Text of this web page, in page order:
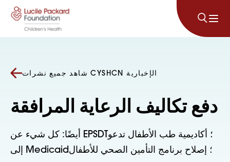
انتقل إلى المحتوى
شاهد جميع نشرات CYSHCN الإخبارية
دفع تكاليف الرعاية المرافقة
أيضًا: كل شيء عن EPSDT؛ أكاديمية طب الأطفال تدعو
إلى Medicaid؛ إصلاح برنامج التأمين الصحي للأطفال